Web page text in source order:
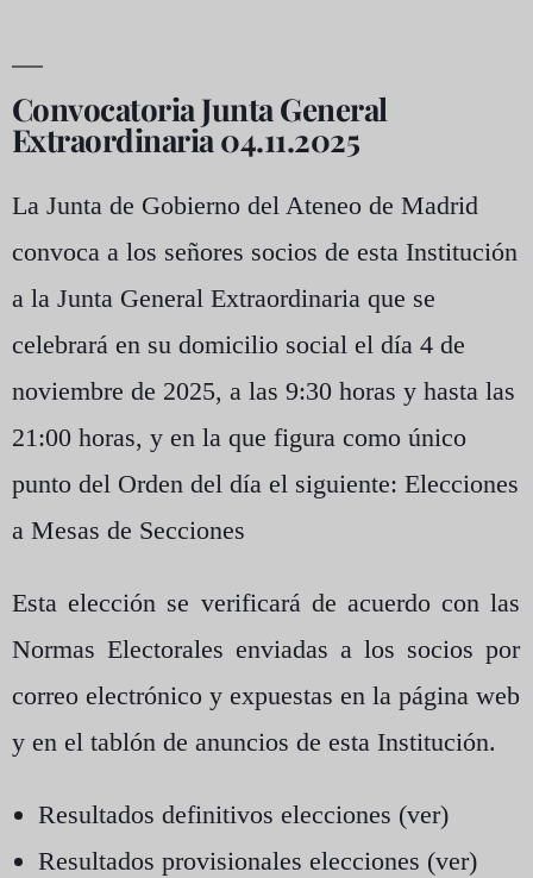
Convocatoria Junta General
Extraordinaria 04.11.2025
La Junta de Gobierno del Ateneo de Madrid
convoca a los señores socios de esta Institución
a la Junta General Extraordinaria que se
celebrará en su domicilio social el día 4 de
noviembre de 2025, a las 9:30 horas y hasta las
21:00 horas, y en la que figura como único
punto del Orden del día el siguiente: Elecciones
a Mesas de Secciones
Esta elección se verificará de acuerdo con las
Normas Electorales enviadas a los socios por
correo electrónico y expuestas en la página web
y en el tablón de anuncios de esta Institución.
Resultados definitivos elecciones (ver)
Resultados provisionales elecciones (ver)